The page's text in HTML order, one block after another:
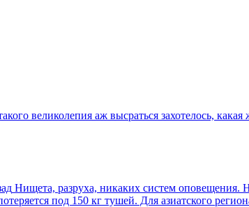
великолепия аж высраться захотелось, какая
Нищета, разруха, никаких систем оповещения.
под 150 кг тушей. Для азиатского